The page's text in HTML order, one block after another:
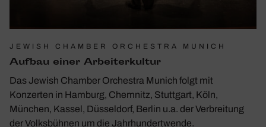
JEWISH CHAMBER ORCHESTRA MUNICH
Aufbau einer Arbei­ter­kultur
Das Jewish Chamber Orchestra Munich folgt mit
Konzerten in Hamburg, Chemnitz, Stuttgart, Köln,
München, Kassel, Düsseldorf, Berlin u.a. der Verbreitung
der Volksbühnen um die Jahrhundertwende.